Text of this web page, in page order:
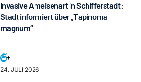
Invasive Ameisenart in Schifferstadt:
Stadt informiert über „Tapinoma
magnum“
24. JULI 2026